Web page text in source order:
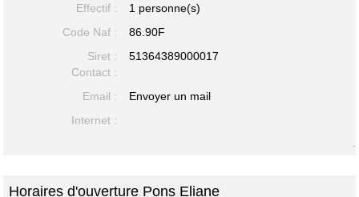
Effectif :
1 personne(s)
Code Naf :
86.90F
Siret :
51364389000017
Contact :
Email :
Envoyer un mail
Internet :
-
Horaires d'ouverture Pons Eliane